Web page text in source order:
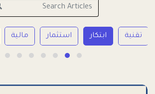
تقنية ابتكار استثمار مالية